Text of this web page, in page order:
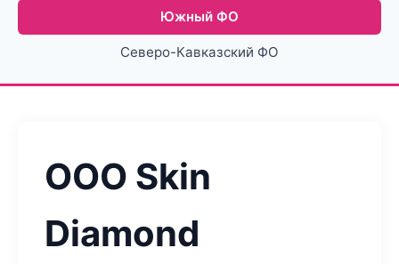
Южный ФО
Северо-Кавказский ФО
ООО Skin
Diamond